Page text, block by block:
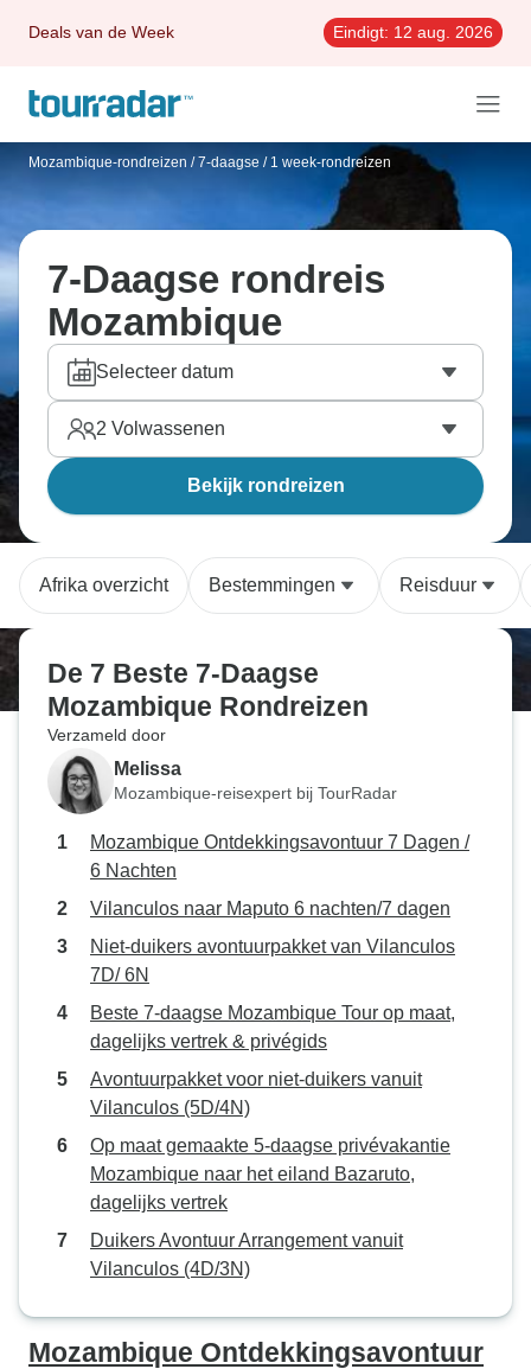
Deals van de Week Eindigt: 12 aug. 2026
Mozambique-rondreizen / 7-daagse / 1 week-rondreizen
7-Daagse rondreis
Mozambique
Selecteer datum
2 Volwassenen
Bekijk rondreizen
Afrika overzicht Bestemmingen Reisduur
De 7 Beste 7-Daagse
Mozambique Rondreizen
Verzameld door
Melissa
Mozambique-reisexpert bij TourRadar
Mozambique Ontdekkingsavontuur 7 Dagen /
6 Nachten
Vilanculos naar Maputo 6 nachten/7 dagen
Niet-duikers avontuurpakket van Vilanculos
7D/ 6N
Beste 7-daagse Mozambique Tour op maat,
dagelijks vertrek & privégids
Avontuurpakket voor niet-duikers vanuit
Vilanculos (5D/4N)
Op maat gemaakte 5-daagse privévakantie
Mozambique naar het eiland Bazaruto,
dagelijks vertrek
Duikers Avontuur Arrangement vanuit
Vilanculos (4D/3N)
Mozambique Ontdekkingsavontuur